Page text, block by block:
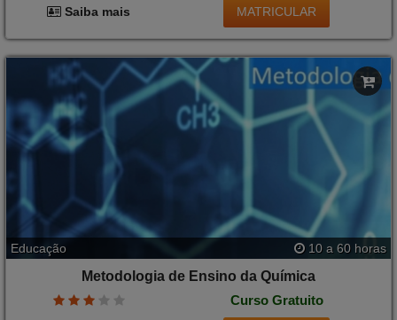
Saiba mais MATRICULAR
Educação 10 a 60 horas
Metodologia de Ensino da Química
Curso Gratuito